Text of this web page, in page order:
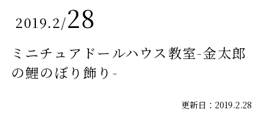
2019.2/28
ミニチュアドールハウス教室-金太郎
の鯉のぼり飾り-
更新日：2019.2.28